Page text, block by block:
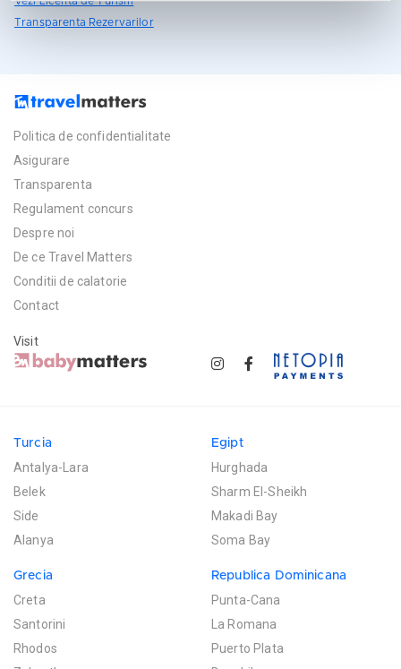
Transparenta Rezervarilor
Politica de confidentialitate
Asigurare
Transparenta
Regulament concurs
Despre noi
De ce Travel Matters
Conditii de calatorie
Contact
Visit
Turcia
Antalya-Lara
Belek
Side
Alanya
Egipt
Hurghada
Sharm El-Sheikh
Makadi Bay
Soma Bay
Grecia
Creta
Santorini
Rhodos
Republica Dominicana
Punta-Cana
La Romana
Puerto Plata